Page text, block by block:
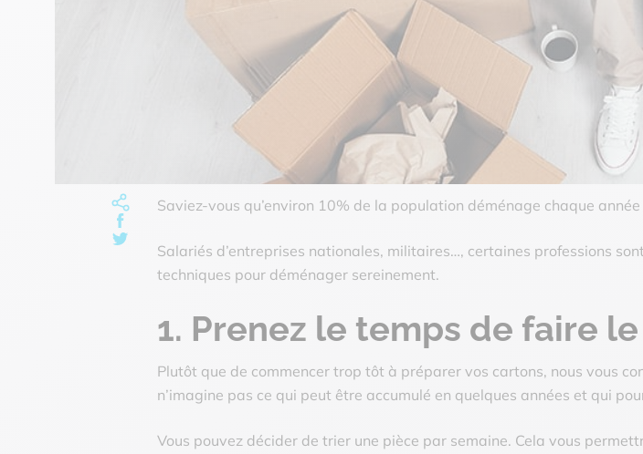
Saviez-vous qu’environ 10% de la population déménage chaque
Salariés d’entreprises nationales, militaires…, certaines professions
techniques pour déménager sereinement.
1. Prenez le temps de faire
Plutôt que de commencer trop tôt à préparer vos cartons, nous vous
n’imagine pas ce qui peut être accumulé en quelques années et qui
Vous pouvez décider de trier une pièce par semaine. Cela vous
Copier l'url de la page
Partager l'article sur Facebook
Partager l'article sur X